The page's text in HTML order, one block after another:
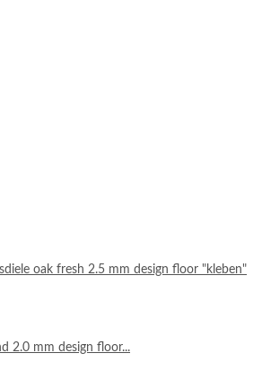
oak fresh 2.5 mm design floor "kleben"